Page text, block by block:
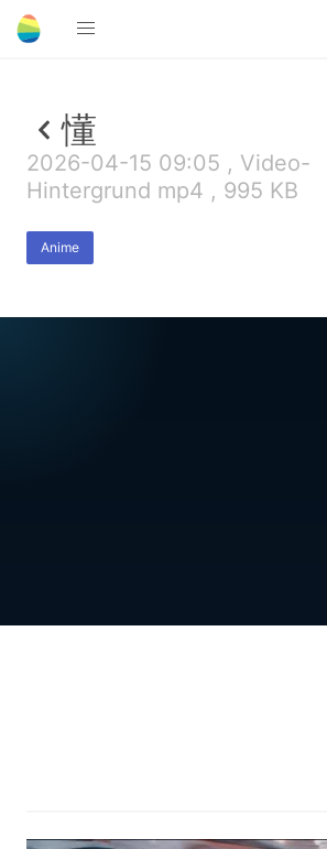
懂
2026-04-15 09:05 , Video-
Hintergrund mp4 , 995 KB
Anime